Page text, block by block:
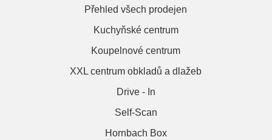
Přehled všech prodejen
Kuchyňské centrum
Koupelnové centrum
XXL centrum obkladů a dlažeb
Drive - In
Self-Scan
Hornbach Box